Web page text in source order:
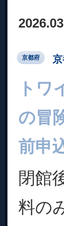
京都府
トワ
の冒
前申
閉館
料の